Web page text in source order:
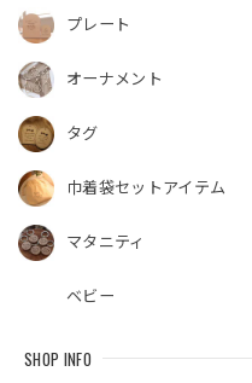
プレート
オーナメント
タグ
巾着袋セットアイテム
マタニティ
ベビー
SHOP INFO